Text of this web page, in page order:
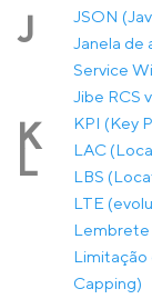
J
JSON
Janela de
Service
Jibe RCS
K KPI (Key
L
LAC
LBS
LTE
Lembrete
Limitação
Capping)